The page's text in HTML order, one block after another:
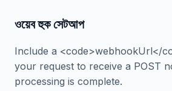
ওয়েব হুক সেটআপ
Include a <code>webhookUrl</
your request to receive a POST
processing is complete.